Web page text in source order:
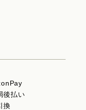
後払い
換